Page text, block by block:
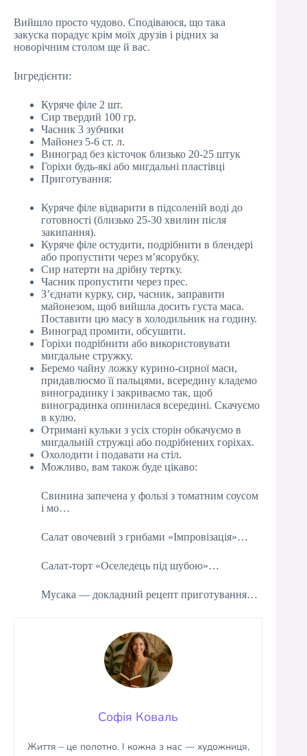
Вийшло просто чудово. Сподіваюся, що така
закуска порадує крім моїх друзів і рідних за
новорічним столом ще й вас.
Інгредієнти:
Куряче філе 2 шт.
Сир твердий 100 гр.
Часник 3 зубчики
Майонез 5-6 ст. л.
Виноград без кісточок близько 20-25 штук
Горіхи будь-які або мигдальні пластівці
Приготування:
Куряче філе відварити в підсоленій воді до
готовності (близько 25-30 хвилин після
закипання).
Куряче філе остудити, подрібнити в блендері
або пропустити через м’ясорубку.
Сир натерти на дрібну тертку.
Часник пропустити через прес.
З’єднати курку, сир, часник, заправити
майонезом, щоб вийшла досить густа маса.
Поставити цю масу в холодильник на годину.
Виноград промити, обсушити.
Горіхи подрібнити або використовувати
мигдальне стружку.
Беремо чайну ложку курино-сирної маси,
придавлюємо її пальцями, всередину кладемо
виноградинку і закриваємо так, щоб
виноградинка опинилася всередині. Скачуємо
в кулю.
Отримані кульки з усіх сторін обкачуємо в
мигдальній стружці або подрібнених горіхах.
Охолодити і подавати на стіл.
Можливо, вам також буде цікаво:
Свинина запечена у фользі з томатним соусом
і мо…
Салат овочевий з грибами «Імпровізація»…
Салат-торт «Оселедець під шубою»…
Мусака — докладний рецепт приготування…
Софія Коваль
Життя – це полотно. І кожна з нас — художниця,